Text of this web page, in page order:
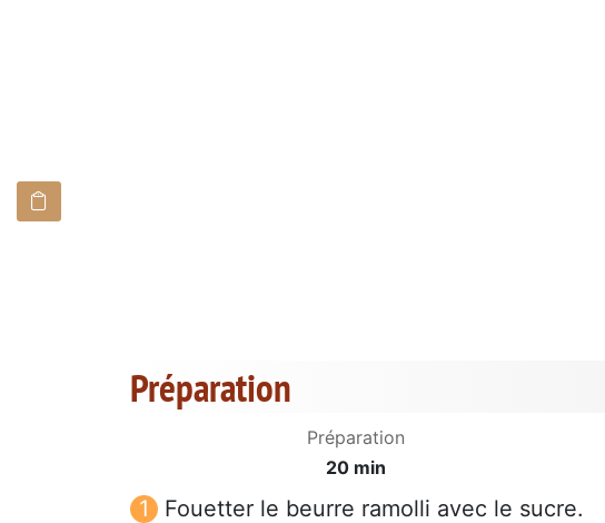
Préparation
Préparation
20 min
Fouetter le beurre ramolli avec le sucre.